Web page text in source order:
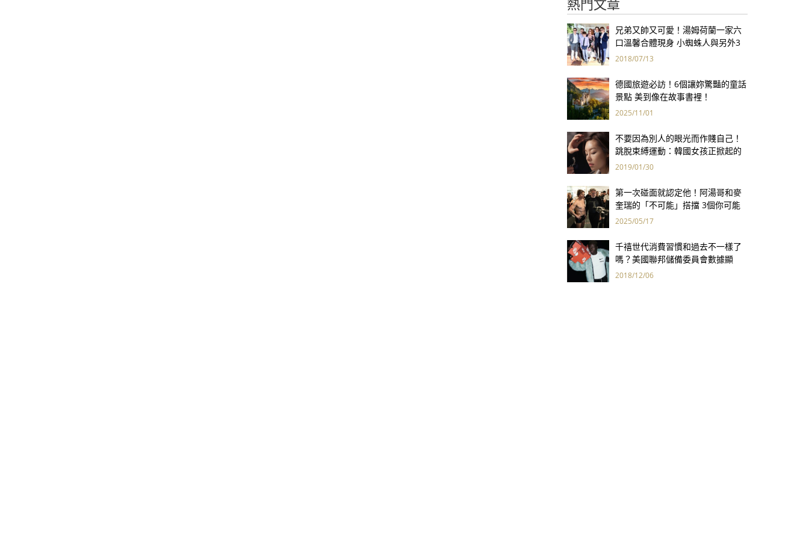
熱門文章
兄弟又帥又可愛！湯姆荷蘭一家六
口溫馨合體現身 小蜘蛛人與另外3
個弟弟感情超好！
2018/07/13
德國旅遊必訪！6個讓妳驚豔的童話
景點 美到像在故事書裡！
2025/11/01
不要因為別人的眼光而作賤自己！
跳脫束縛運動：韓國女孩正掀起的
素顏革命
2019/01/30
第一次碰面就認定他！阿湯哥和麥
奎瑞的「不可能」搭擋 3個你可能
不知道的小故事
2025/05/17
千禧世代消費習慣和過去不一樣了
嗎？美國聯邦儲備委員會數據顯
示：沒啥大不同，美國年輕人只是
2018/12/06